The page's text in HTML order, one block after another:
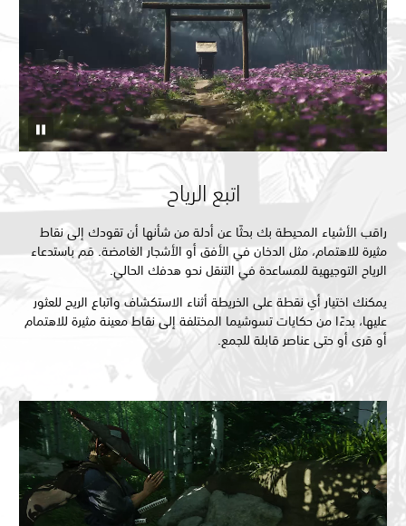
اتبع الرياح
راقب الأشياء المحيطة بك بحثًا عن أدلة من شأنها أن تقودك إلى نقاط
مثيرة للاهتمام، مثل الدخان في الأفق أو الأشجار الغامضة. قم باستدعاء
الرياح التوجيهية للمساعدة في التنقل نحو هدفك الحالي.
يمكنك اختيار أي نقطة على الخريطة أثناء الاستكشاف واتباع الريح للعثور
عليها، بدءًا من حكايات تسوشيما المختلفة إلى نقاط معينة مثيرة للاهتمام
أو قرى أو حتى عناصر قابلة للجمع.